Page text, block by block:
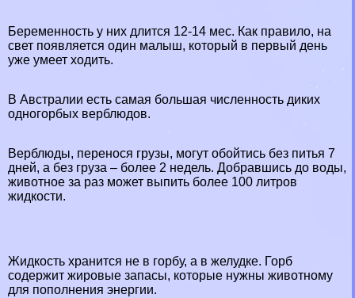
Беременность у них длится 12-14 мес. Как правило, на
свет появляется один малыш, который в первый день
уже умеет ходить.
В Австралии есть самая большая численность диких
одногорбых верблюдов.
Верблюды, перенося грузы, могут обойтись без питья 7
дней, а без груза – более 2 недель. Добравшись до воды,
животное за раз может выпить более 100 литров
жидкости.
Жидкость хранится не в горбу, а в желудке. Горб
содержит жировые запасы, которые нужны животному
для пополнения энергии.